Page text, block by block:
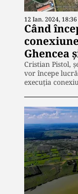
12 Ian. 2024, 18:36
Când
Ghencea
Cristian Pistol,
vor începe
execuția